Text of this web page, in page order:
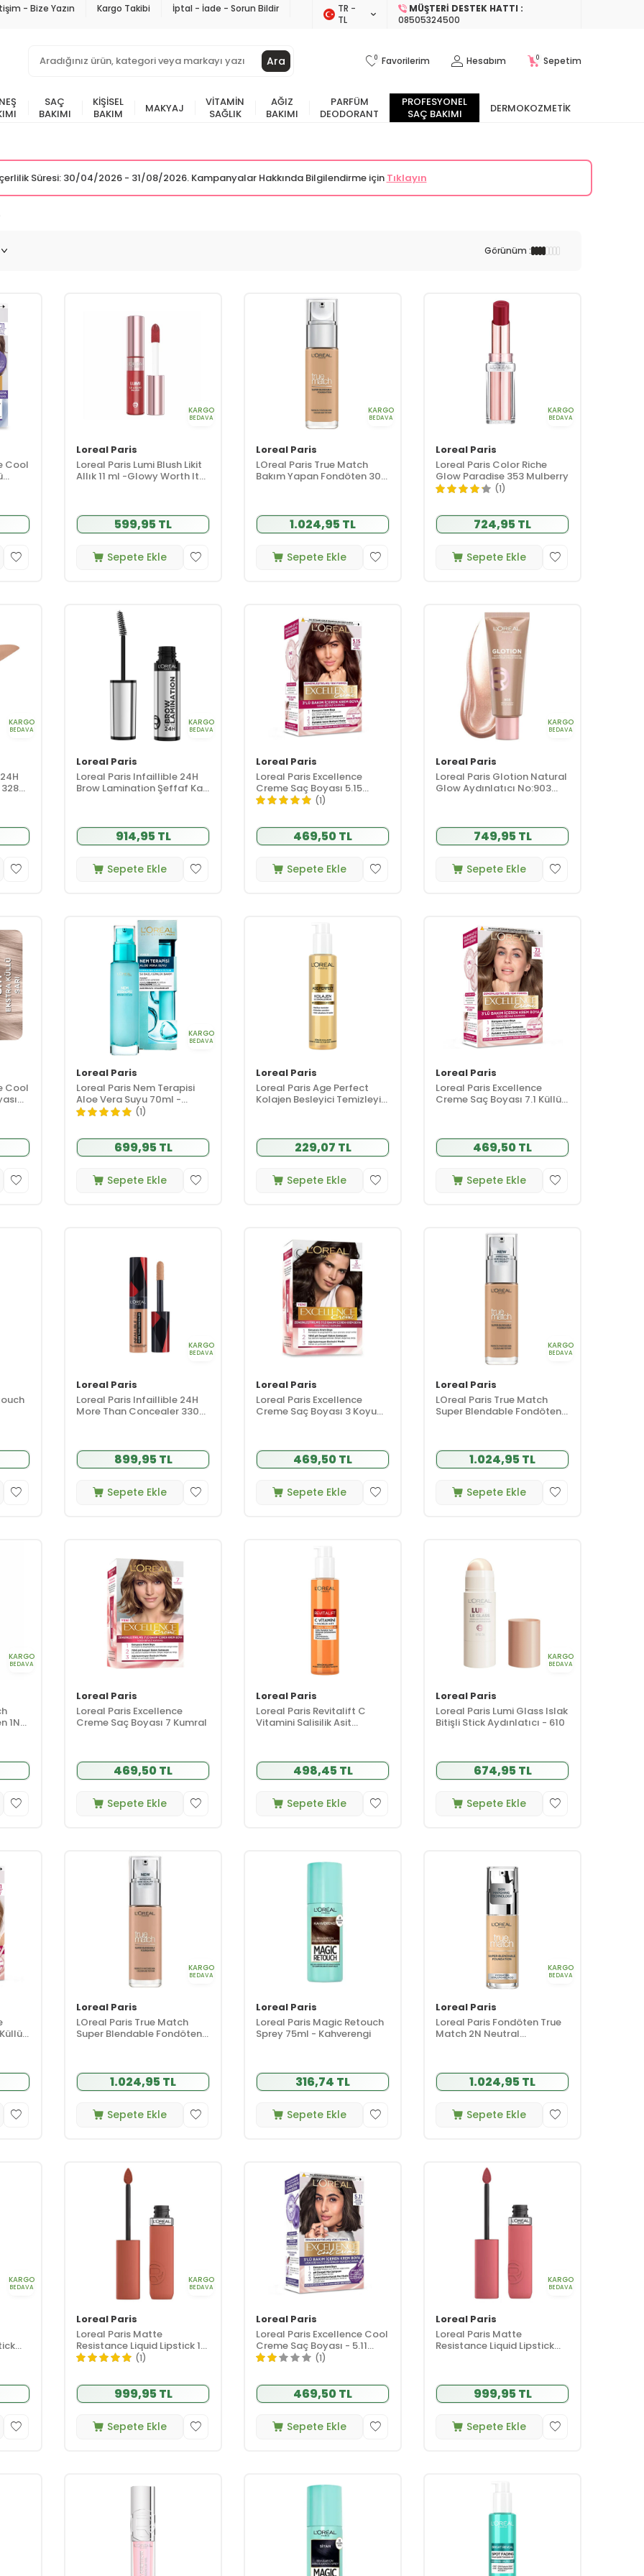
- Bize Yazın Kargo Takibi İptal - İade - Sorun Bildir
TR −
TL
MÜŞTERI DESTEK HATTI :
08505324500
Ara 0 Favorilerim Hesabım 0 Sepetim
SAÇ
BAKIMI
KIŞISEL
BAKIM
MAKYAJ
VITAMIN
SAĞLIK
AĞIZ
BAKIMI
PARFÜM
DEODORANT
PROFESYONEL
SAÇ BAKIMI
DERMOKOZMETIK
Süresi: 30/04/2026 - 31/08/2026. Kampanyalar Hakkında Bilgilendirme için Tıklayın
Görünüm :
Cool
KARGO
BEDAVA
Loreal Paris
Loreal Paris Lumi Blush Likit
Allık 11 ml -Glowy Worth It
599,95 TL
Sepete Ekle
KARGO
BEDAVA
Loreal Paris
LOreal Paris True Match
Bakım Yapan Fondöten 30
1.024,95 TL
Sepete Ekle
KARGO
BEDAVA
Loreal Paris
Loreal Paris Color Riche
Glow Paradise 353 Mulberry
(1)
724,95 TL
Sepete Ekle
KARGO
BEDAVA
KARGO
BEDAVA
Loreal Paris
Loreal Paris Infaillible 24H
Brow Lamination Şeffaf Kaş
914,95 TL
Sepete Ekle
Loreal Paris
Loreal Paris Excellence
Creme Saç Boyası 5.15
Efsanevi Türk Kahvesi
(1)
469,50 TL
Sepete Ekle
KARGO
BEDAVA
Loreal Paris
Loreal Paris Glotion Natural
Glow Aydınlatıcı No:903
749,95 TL
Sepete Ekle
Cool
KARGO
BEDAVA
Loreal Paris
Loreal Paris Nem Terapisi
Aloe Vera Suyu 70ml -
Normalden Kuruya Ciltler
(1)
699,95 TL
Sepete Ekle
Loreal Paris
Loreal Paris Age Perfect
Kolajen Besleyici Temizleyici
229,07 TL
Sepete Ekle
Loreal Paris
Loreal Paris Excellence
Creme Saç Boyası 7.1 Küllü
469,50 TL
Sepete Ekle
KARGO
BEDAVA
Loreal Paris
Loreal Paris Infaillible 24H
More Than Concealer 330
899,95 TL
Sepete Ekle
Loreal Paris
Loreal Paris Excellence
Creme Saç Boyası 3 Koyu
469,50 TL
Sepete Ekle
KARGO
BEDAVA
Loreal Paris
LOreal Paris True Match
Super Blendable Fondöten
1.024,95 TL
Sepete Ekle
KARGO
BEDAVA
1N
Loreal Paris
Loreal Paris Excellence
Creme Saç Boyası 7 Kumral
469,50 TL
Sepete Ekle
Loreal Paris
Loreal Paris Revitalift C
Vitamini Salisilik Asit
498,45 TL
Sepete Ekle
KARGO
BEDAVA
Loreal Paris
Loreal Paris Lumi Glass Islak
Bitişli Stick Aydınlatıcı - 610
674,95 TL
Sepete Ekle
KARGO
BEDAVA
Loreal Paris
LOreal Paris True Match
Super Blendable Fondöten
1.024,95 TL
Sepete Ekle
Loreal Paris
Loreal Paris Magic Retouch
Sprey 75ml - Kahverengi
316,74 TL
Sepete Ekle
KARGO
BEDAVA
Loreal Paris
Loreal Paris Fondöten True
Match 2N Neutral
1.024,95 TL
Sepete Ekle
KARGO
BEDAVA
KARGO
BEDAVA
Loreal Paris
Loreal Paris Matte
Resistance Liquid Lipstick 115
Snooze Your Alarm
(1)
999,95 TL
Sepete Ekle
Loreal Paris
Loreal Paris Excellence Cool
Creme Saç Boyası - 5.11
Ekstra Küllü Açık Kahve
(1)
469,50 TL
Sepete Ekle
KARGO
BEDAVA
Loreal Paris
Loreal Paris Matte
Resistance Liquid Lipstick
999,95 TL
Sepete Ekle